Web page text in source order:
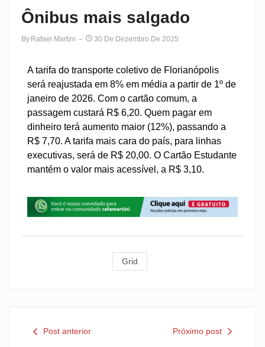
Ônibus mais salgado
By Rafael Martini 30 De Dezembro De 2025
A tarifa do transporte coletivo de Florianópolis
será reajustada em 8% em média a partir de 1º de
janeiro de 2026. Com o cartão comum, a
passagem custará R$ 6,20. Quem pagar em
dinheiro terá aumento maior (12%), passando a
R$ 7,70. A tarifa mais cara do país, para linhas
executivas, será de R$ 20,00. O Cartão Estudante
mantém o valor mais acessível, a R$ 3,10.
Grid
Post anterior Próximo post